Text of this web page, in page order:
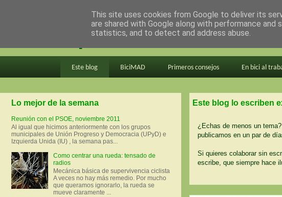
en bici por madrid
Este blog BiciMAD Primeros consejos En bici al
Este blog lo escriben
¿Echas de menos un
publicamos en un par de
Si quieres colaborar sin
escribe, que siempre hace
Lo mejor de la semana
Reunión con el PSOE, noviembre 2011
Al igual que hicimos anteriormente con los grupos
municipales de Unión Progreso y Democracia (UPyD) e
Izquierda Unida (IU) , la semana pas...
Como centrar una rueda: tensado de
radios
Mecánica básica de supervivencia ciclista
A veces no hay más remedio. Por mucho
que queramos ignorarlo, la rueda se
mueve claramente ...
This site uses cookies from Google to deliver its
are shared with Google along with performance
statistics, and to detect and address abuse.